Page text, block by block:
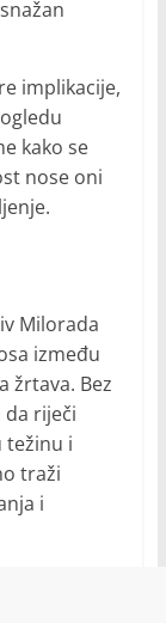
implikacije,
kako se
nose oni
Milorada
između
žrtava. Bez
da riječi
težinu i
traži
i